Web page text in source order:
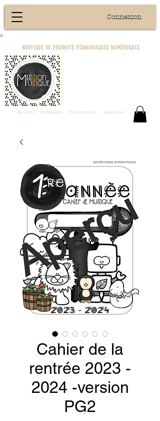
Connexion
boutique de produits pédagogiques numériques
Accueil Commandes Partenaires Boutique
Cahier de la
rentrée 2023 -
2024 -version
PG2